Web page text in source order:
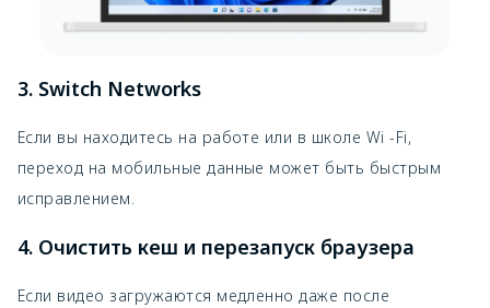
3. Switch Networks
Если вы находитесь на работе или в школе Wi -Fi,
переход на мобильные данные может быть быстрым
исправлением.
4. Очистить кеш и перезапуск браузера
Если видео загружаются медленно даже после